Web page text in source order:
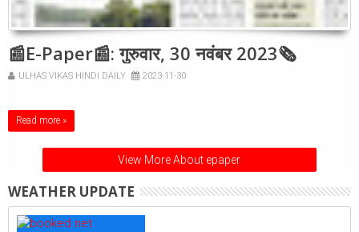
📰E-Paper📰: गुरुवार, 30 नवंबर 2023🗞
ULHAS VIKAS HINDI DAILY 2023-11-30
Read more »
View More About epaper
WEATHER UPDATE